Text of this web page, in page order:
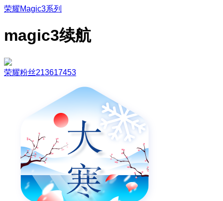
荣耀Magic3系列
magic3续航
荣耀粉丝213617453